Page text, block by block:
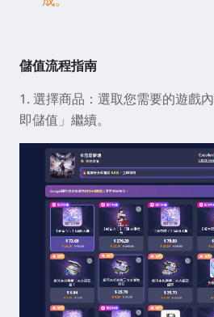
儲值流程指南
1. 選擇商品：選取您需要的遊戲
即儲值」繼續。